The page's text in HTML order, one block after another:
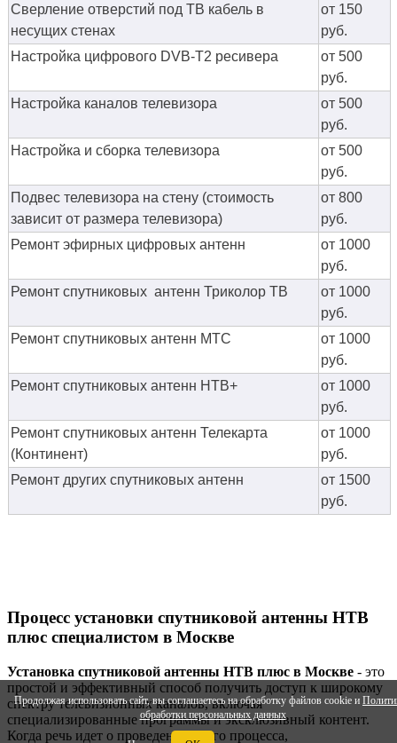
Продолжая использовать сайт, вы соглашаетесь на обработку файлов cookie и
обработки персональных данных
Сверление отверстий под ТВ кабель в
несущих стенах
от 150
руб.
Настройка цифрового DVB-T2 ресивера
от 500
руб.
Настройка каналов телевизора
от 500
руб.
Настройка и сборка телевизора
от 500
руб.
Подвес телевизора на стену (стоимость
зависит от размера телевизора)
от 800
руб.
Ремонт эфирных цифровых антенн
от 1000
руб.
Ремонт спутниковых антенн Триколор ТВ
от 1000
руб.
Ремонт спутниковых антенн МТС
от 1000
руб.
Ремонт спутниковых антенн НТВ+
от 1000
руб.
Ремонт спутниковых антенн Телекарта
(Континент)
от 1000
руб.
Ремонт других спутниковых антенн
от 1500
руб.
Процесс установки спутниковой антенны НТВ
плюс специалистом в Москве
Установка спутниковой антенны НТВ плюс в Москве - это
простой и эффективный способ получить доступ к широкому
спектру телевизионных каналов, включая
специализированные программы и эксклюзивный контент.
Когда речь идет о проведении этого процесса,